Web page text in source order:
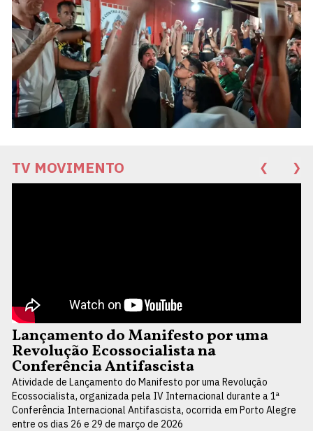
TV MOVIMENTO ❮ ❯
Lançamento do Manifesto por uma
Revolução Ecossocialista na
Conferência Antifascista
Atividade de Lançamento do Manifesto por uma Revolução
Ecossocialista, organizada pela IV Internacional durante a 1ª
Conferência Internacional Antifascista, ocorrida em Porto Alegre
entre os dias 26 e 29 de março de 2026